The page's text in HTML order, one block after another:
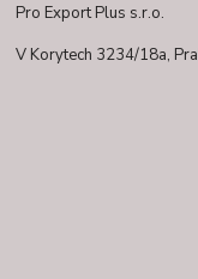
Pro Export Plus s.r.o.
V Korytech 3234/18a,